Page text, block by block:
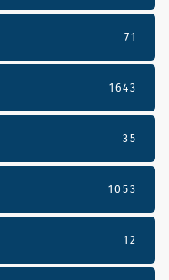
71
1643
35
1053
12